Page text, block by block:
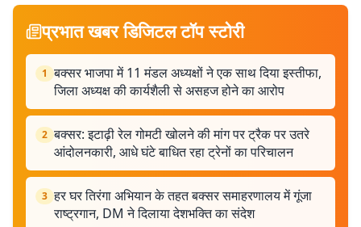
प्रभात खबर डिजिटल टॉप स्टोरी
1 बक्सर भाजपा में 11 मंडल अध्यक्षों ने एक साथ दिया इस्तीफा,
जिला अध्यक्ष की कार्यशैली से असहज होने का आरोप
2 बक्सर: इटाढ़ी रेल गोमटी खोलने की मांग पर ट्रैक पर उतरे
आंदोलनकारी, आधे घंटे बाधित रहा ट्रेनों का परिचालन
3 हर घर तिरंगा अभियान के तहत बक्सर समाहरणालय में गूंजा
राष्ट्रगान, DM ने दिलाया देशभक्ति का संदेश